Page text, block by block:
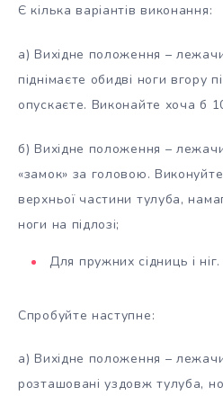
Є кілька варіантів виконання:
а) Вихідне положення –
піднімаєте обидві ноги вгору
опускаєте. Виконайте хоча б
б) Вихідне положення –
«замок» за головою.
верхньої частини тулуба,
ноги на підлозі;
Для пружних сідниць і ніг.
Спробуйте наступне:
а) Вихідне положення –
розташовані уздовж тулуба,